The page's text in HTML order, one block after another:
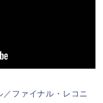
／ファイナル・レコニ